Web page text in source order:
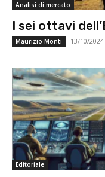
Analisi di mercato
I sei ottavi
Maurizio Monti 13/10/2024
Editoriale